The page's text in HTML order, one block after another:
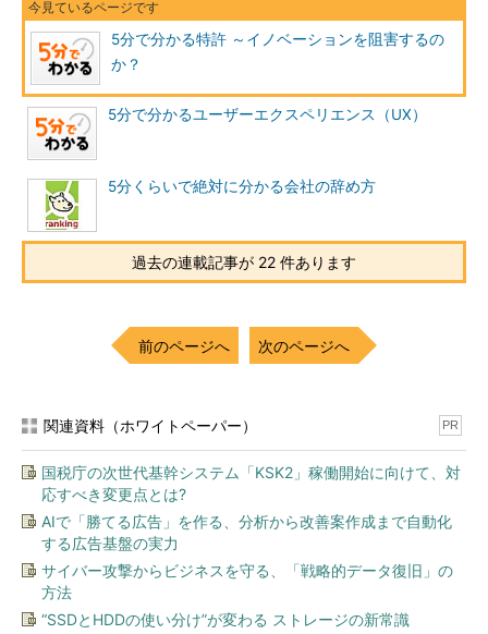
5分で分かる特許 ～イノベーションを阻害するの
か？
5分で分かるユーザーエクスペリエンス（UX）
5分くらいで絶対に分かる会社の辞め方
過去の連載記事が 22 件あります
前のページへ 次のページへ
関連資料（ホワイトペーパー） PR
国税庁の次世代基幹システム「KSK2」稼働開始に向けて、対
応すべき変更点とは?
AIで「勝てる広告」を作る、分析から改善案作成まで自動化
する広告基盤の実力
サイバー攻撃からビジネスを守る、「戦略的データ復旧」の
方法
“SSDとHDDの使い分け”が変わる ストレージの新常識